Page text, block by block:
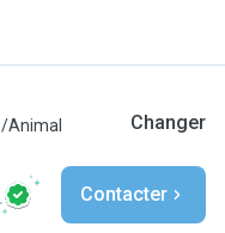
/Animal
Changer
Contacter